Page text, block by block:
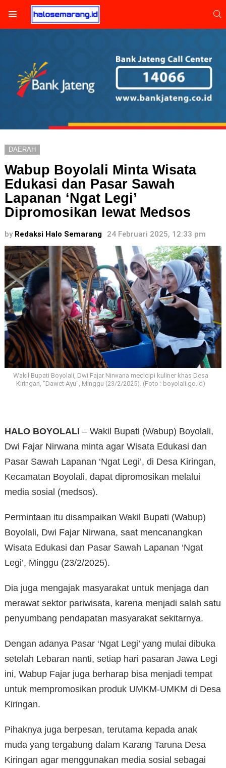
DAERAH
Wabup Boyolali Minta Wisata
Edukasi dan Pasar Sawah
Lapanan ‘Ngat Legi’
Dipromosikan lewat Medsos
by Redaksi Halo Semarang 24 Februari 2025, 12:33 pm
Wakil Bupati Boyolali, Dwi Fajar Nirwana mecicipi kuliner khas Desa
Kiringan, "Dawet Ayu", Minggu (23/2/2025). (Foto : boyolali.go.id)
HALO BOYOLALI – Wakil Bupati (Wabup) Boyolali,
Dwi Fajar Nirwana minta agar Wisata Edukasi dan
Pasar Sawah Lapanan ‘Ngat Legi’, di Desa Kiringan,
Kecamatan Boyolali, dapat dipromosikan melalui
media sosial (medsos).
Permintaan itu disampaikan Wakil Bupati (Wabup)
Boyolali, Dwi Fajar Nirwana, saat mencanangkan
Wisata Edukasi dan Pasar Sawah Lapanan ‘Ngat
Legi’, Minggu (23/2/2025).
Dia juga mengajak masyarakat untuk menjaga dan
merawat sektor pariwisata, karena menjadi salah satu
penyumbang pendapatan masyarakat sekitarnya.
Dengan adanya Pasar ‘Ngat Legi’ yang mulai dibuka
setelah Lebaran nanti, setiap hari pasaran Jawa Legi
ini, Wabup Fajar juga berharap bisa menjadi tempat
untuk mempromosikan produk UMKM-UMKM di Desa
Kiringan.
Pihaknya juga berpesan, terutama kepada anak
muda yang tergabung dalam Karang Taruna Desa
Kiringan agar menggunakan media sosial sebagai